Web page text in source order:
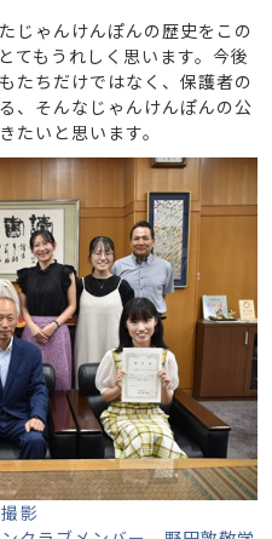
じゃんけんぽんの歴史をこの
てもうれしく思います。今後
たちだけではなく、保護者の
、そんなじゃんけんぽんの公
たいと思います。
影